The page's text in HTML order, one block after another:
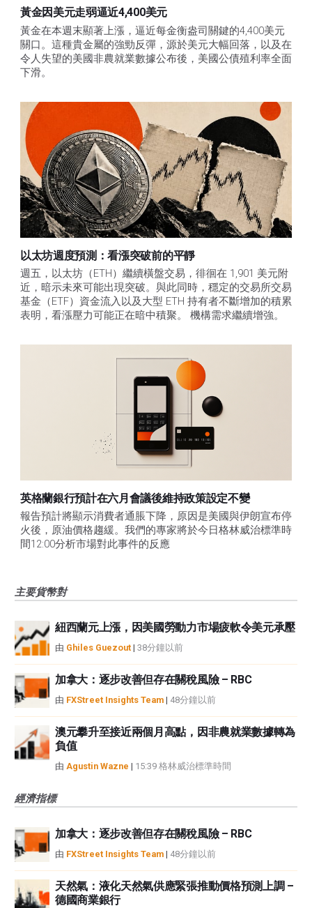
黃金因美元走弱逼近4,400美元
黃金在本週末顯著上漲，逼近每金衡盎司關鍵的4,400美元
關口。這種貴金屬的強勁反彈，源於美元大幅回落，以及在
令人失望的美國非農就業數據公布後，美國公債殖利率全面
下滑。
以太坊週度預測：看漲突破前的平靜
週五，以太坊（ETH）繼續橫盤交易，徘徊在 1,901 美元附
近，暗示未來可能出現突破。與此同時，穩定的交易所交易
基金（ETF）資金流入以及大型 ETH 持有者不斷增加的積累
表明，看漲壓力可能正在暗中積聚。 機構需求繼續增強。
英格蘭銀行預計在六月會議後維持政策設定不變
報告預計將顯示消費者通脹下降，原因是美國與伊朗宣布停
火後，原油價格趨緩。我們的專家將於今日格林威治標準時
間12:00分析市場對此事件的反應
主要貨幣對
紐西蘭元上漲，因美國勞動力市場疲軟令美元承壓
由 Ghiles Guezout | 38分鐘以前
加拿大：逐步改善但存在關稅風險 – RBC
由 FXStreet Insights Team | 48分鐘以前
澳元攀升至接近兩個月高點，因非農就業數據轉為
負值
由 Agustin Wazne | 15:39 格林威治標準時間
經濟指標
加拿大：逐步改善但存在關稅風險 – RBC
由 FXStreet Insights Team | 48分鐘以前
天然氣：液化天然氣供應緊張推動價格預測上調 –
德國商業銀行